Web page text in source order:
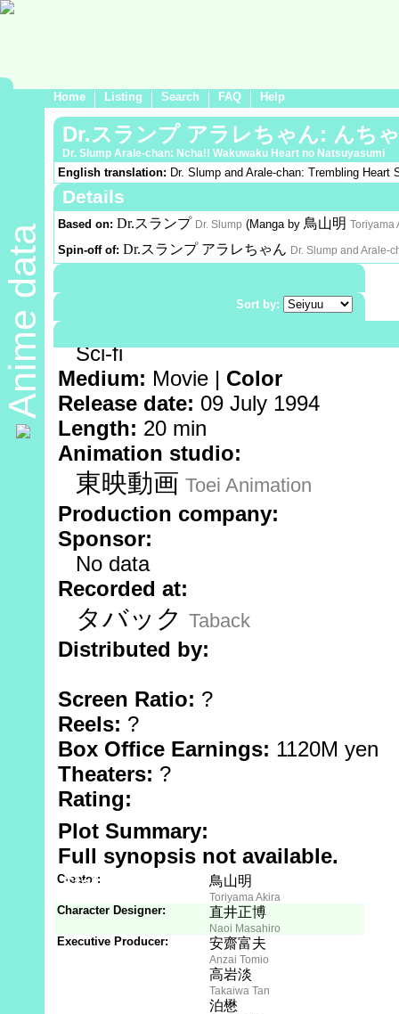
Home Listing Search FAQ Help
Anime data
Dr.スランプ アラレちゃん: んち
Dr. Slump Arale-chan: Ncha!! Wakuwaku Heart no Natsuyasumi
English translation: Dr. Slump and Arale-chan: Trembling Heart
Details
Based on: Dr.スランプ Dr. Slump (Manga by 鳥山明 Toriyama
Spin-off of: Dr.スランプ アラレちゃん Dr. Slump and Arale-
Sci-fi
Medium: Movie | Color
Release date: 09 July 1994
Length: 20 min
Animation studio:
東映動画 Toei Animation
Production company:
Sponsor:
No data
Recorded at:
タバック Taback
Distributed by:
Screen Ratio: ?
Reels: ?
Box Office Earnings: 1120M yen
Theaters: ?
Rating:
Plot Summary:
Full synopsis not available.
Staff
Creator: 鳥山明
Toriyama Akira
Character Designer: 直井正博
Naoi Masahiro
Executive Producer: 安齋富夫
Anzai Tomio
高岩淡
Takaiwa Tan
泊懋
Sort by: